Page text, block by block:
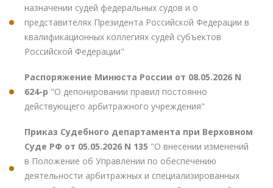
назначении судей федеральных судов и о
представителях Президента Российской Федерации в
квалификационных коллегиях судей субъектов
Российской Федерации"
Распоряжение Минюста России от 08.05.2026 N
624-р "О депонировании правил постоянно
действующего арбитражного учреждения"
Приказ Судебного департамента при Верховном
Суде РФ от 05.05.2026 N 135 "О внесении изменений
в Положение об Управлении по обеспечению
деятельности арбитражных и специализированных